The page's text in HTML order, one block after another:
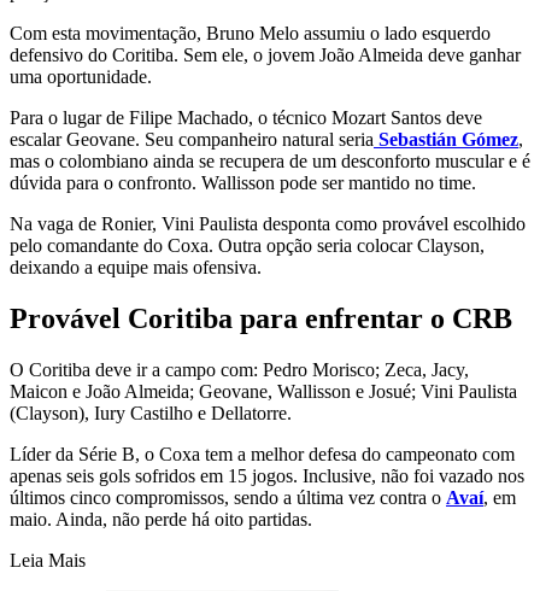
Com esta movimentação, Bruno Melo assumiu o lado esquerdo
defensivo do Coritiba. Sem ele, o jovem João Almeida deve ganhar
uma oportunidade.
Para o lugar de Filipe Machado, o técnico Mozart Santos deve
escalar Geovane. Seu companheiro natural seria Sebastián Gómez,
mas o colombiano ainda se recupera de um desconforto muscular e é
dúvida para o confronto. Wallisson pode ser mantido no time.
Na vaga de Ronier, Vini Paulista desponta como provável escolhido
pelo comandante do Coxa. Outra opção seria colocar Clayson,
deixando a equipe mais ofensiva.
Provável Coritiba para enfrentar o CRB
O Coritiba deve ir a campo com: Pedro Morisco; Zeca, Jacy,
Maicon e João Almeida; Geovane, Wallisson e Josué; Vini Paulista
(Clayson), Iury Castilho e Dellatorre.
Líder da Série B, o Coxa tem a melhor defesa do campeonato com
apenas seis gols sofridos em 15 jogos. Inclusive, não foi vazado nos
últimos cinco compromissos, sendo a última vez contra o Avaí, em
maio. Ainda, não perde há oito partidas.
Leia Mais